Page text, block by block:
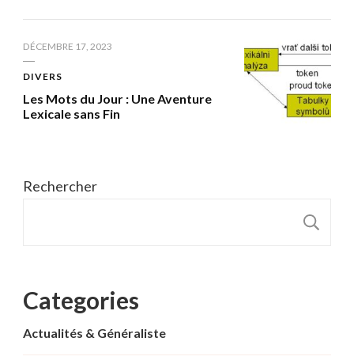
DÉCEMBRE 17, 2023
DIVERS
Les Mots du Jour : Une Aventure
Lexicale sans Fin
Rechercher
Categories
Actualités & Généraliste